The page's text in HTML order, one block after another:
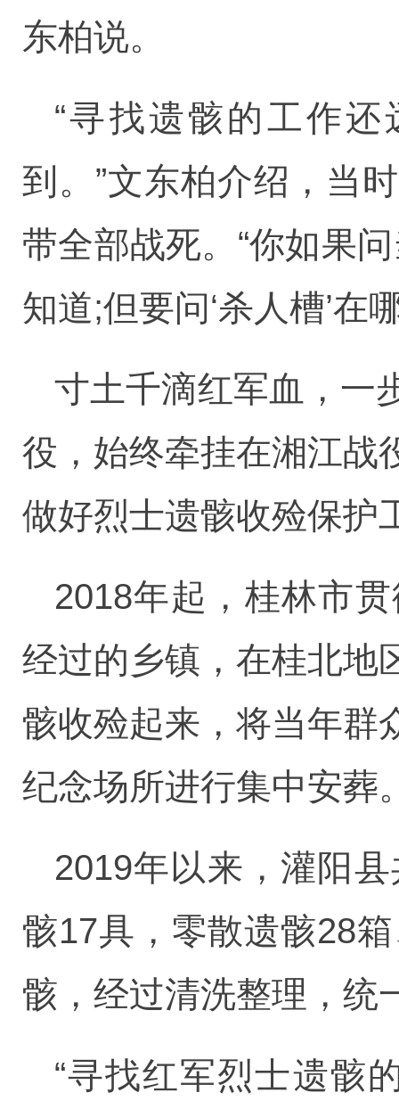
东柏说。
“寻找遗骸的工作
到。”文东柏介绍，当
带全部战死。“你如果
知道;但要问‘杀人槽’在
寸土千滴红军血，一
役，始终牵挂在湘江战
做好烈士遗骸收殓保护
2018年起，桂林市
经过的乡镇，在桂北地
骸收殓起来，将当年群
纪念场所进行集中安葬
2019年以来，灌阳
骸17具，零散遗骸28
骸，经过清洗整理，统
“寻找红军烈士遗骸